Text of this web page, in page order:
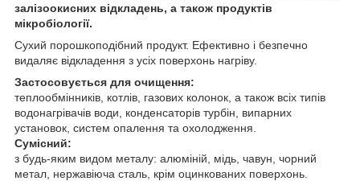
залізоокисних відкладень, а також продуктів
мікробіології.
Сухий порошкоподібний продукт. Ефективно і безпечно
видаляє відкладення з усіх поверхонь нагріву.
Застосовується для очищення:
теплообмінників, котлів, газових колонок, а також всіх типів
водонагрівачів води, конденсаторів турбін, випарних
установок, систем опалення та охолодження.
Сумісний:
з будь-яким видом металу: алюміній, мідь, чавун, чорний
метал, нержавіюча сталь, крім оцинкованих поверхонь.